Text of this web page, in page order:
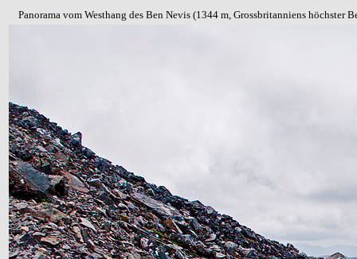
Panorama vom Westhang des Ben Nevis (1344 m, Grossbritanniens